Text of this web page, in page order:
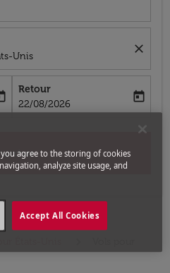
Unis
close
aria-label
Retour
fc-booking-return-date-aria-label
22/08/2026
today
you agree to the storing of cookies
analyze site usage, and
Accept All Cookies